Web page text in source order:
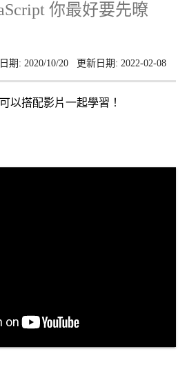
你最好要先暸
期: 2020/10/20 更新日期: 2022-02-08
以搭配影片一起學習！